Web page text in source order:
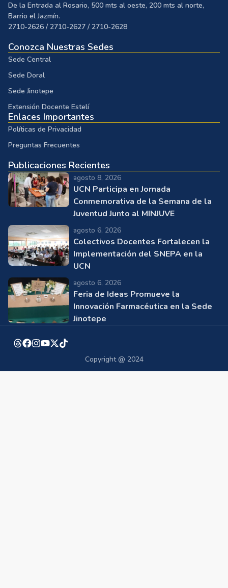
De la Entrada al Rosario, 500 mts al oeste, 200 mts al norte,
Barrio el Jazmín.
2710-2626 / 2710-2627 / 2710-2628
Conozca Nuestras Sedes
Sede Central
Sede Doral
Sede Jinotepe
Extensión Docente Estelí
Enlaces Importantes
Políticas de Privacidad
Preguntas Frecuentes
Publicaciones Recientes
agosto 8, 2026
UCN Participa en Jornada
Conmemorativa de la Semana de la
Juventud Junto al MINJUVE
agosto 6, 2026
Colectivos Docentes Fortalecen la
Implementación del SNEPA en la
UCN
agosto 6, 2026
Feria de Ideas Promueve la
Innovación Farmacéutica en la Sede
Jinotepe
Copyright @ 2024